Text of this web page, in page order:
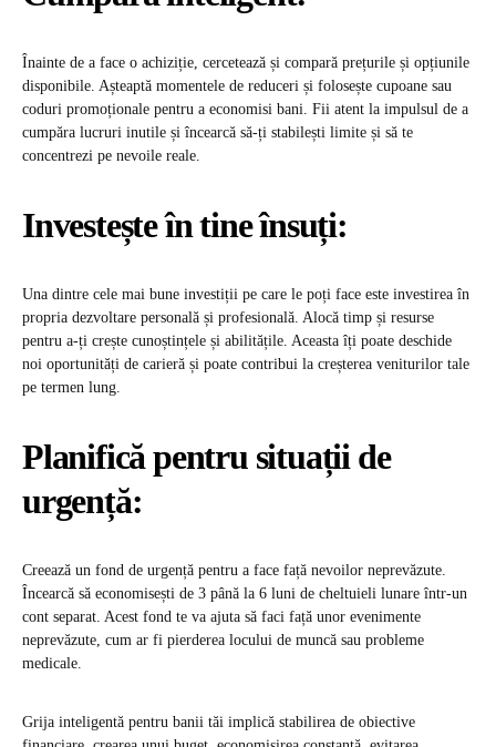
Înainte de a face o achiziție, cercetează și compară prețurile și opțiunile
disponibile. Așteaptă momentele de reduceri și folosește cupoane sau
coduri promoționale pentru a economisi bani. Fii atent la impulsul de a
cumpăra lucruri inutile și încearcă să-ți stabilești limite și să te
concentrezi pe nevoile reale.
Investește în tine însuți:
Una dintre cele mai bune investiții pe care le poți face este investirea în
propria dezvoltare personală și profesională. Alocă timp și resurse
pentru a-ți crește cunoștințele și abilitățile. Aceasta îți poate deschide
noi oportunități de carieră și poate contribui la creșterea veniturilor tale
pe termen lung.
Planifică pentru situații de
urgență:
Creează un fond de urgență pentru a face față nevoilor neprevăzute.
Încearcă să economisești de 3 până la 6 luni de cheltuieli lunare într-un
cont separat. Acest fond te va ajuta să faci față unor evenimente
neprevăzute, cum ar fi pierderea locului de muncă sau probleme
medicale.
Grija inteligentă pentru banii tăi implică stabilirea de obiective